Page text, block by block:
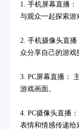
1. 手机屏幕直播：
与观众一起探索游
2. 手机摄像头直
众分享自己的游戏
3. PC屏幕直播：
游戏画面。
4. PC摄像头直播
表情和情感传递给